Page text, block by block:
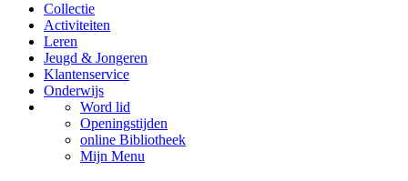
Collectie
Activiteiten
Leren
Jeugd & Jongeren
Klantenservice
Onderwijs
Word lid
Openingstijden
online Bibliotheek
Mijn Menu